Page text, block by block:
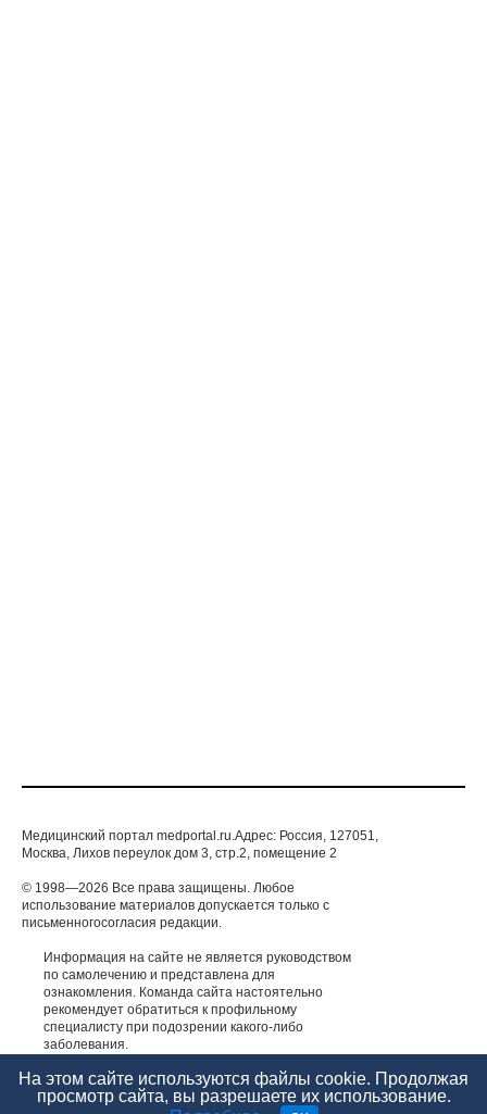
Медицинский портал medportal.ru.Адрес: Россия, 127051,
Москва, Лихов переулок дом 3, стр.2, помещение 2
© 1998—2026 Все права защищены. Любое
использование материалов допускается только с
письменногосогласия редакции.
Информация на сайте не является руководством
по самолечению и представлена для
ознакомления. Команда сайта настоятельно
рекомендует обратиться к профильному
специалисту при подозрении какого-либо
заболевания.
КОНСУЛЬТАЦИЯ СПЕЦИАЛИСТА.
На этом сайте используются файлы cookie. Продолжая
просмотр сайта, вы разрешаете их использование.